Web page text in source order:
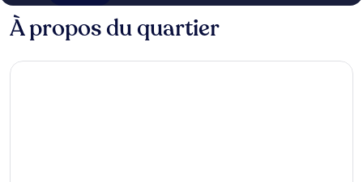
À propos du quartier